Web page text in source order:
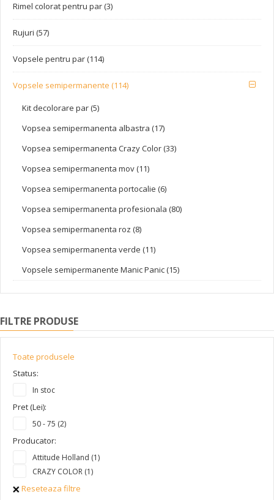
Rimel colorat pentru par (3)
Rujuri (57)
Vopsele pentru par (114)
Vopsele semipermanente (114)
Kit decolorare par (5)
Vopsea semipermanenta albastra (17)
Vopsea semipermanenta Crazy Color (33)
Vopsea semipermanenta mov (11)
Vopsea semipermanenta portocalie (6)
Vopsea semipermanenta profesionala (80)
Vopsea semipermanenta roz (8)
Vopsea semipermanenta verde (11)
Vopsele semipermanente Manic Panic (15)
FILTRE PRODUSE
Toate produsele
Status:
In stoc
Pret (Lei):
50 - 75 (2)
Producator:
Attitude Holland (1)
CRAZY COLOR (1)
Reseteaza filtre